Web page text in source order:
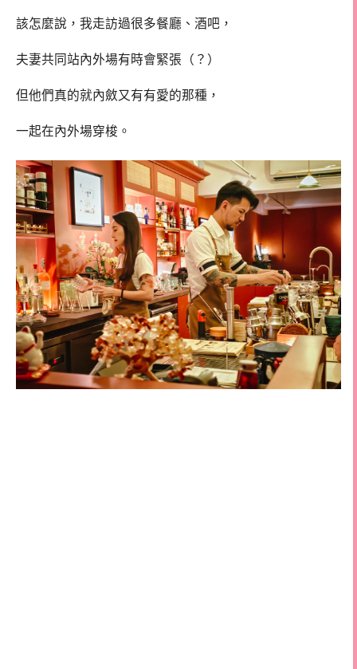
該怎麼說，我走訪過很多餐廳、酒吧，
夫妻共同站內外場有時會緊張（？）
但他們真的就內斂又有有愛的那種，
一起在內外場穿梭。